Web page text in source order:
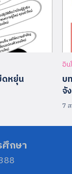
ดหยุ่น
อิ
บ
จั
7
ศึกษา